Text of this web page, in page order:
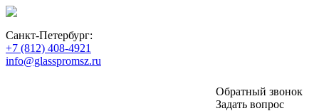
Санкт-Петербург:
+7 (812) 408-4921
info@glasspromsz.ru
Обратный звонок
Задать вопрос